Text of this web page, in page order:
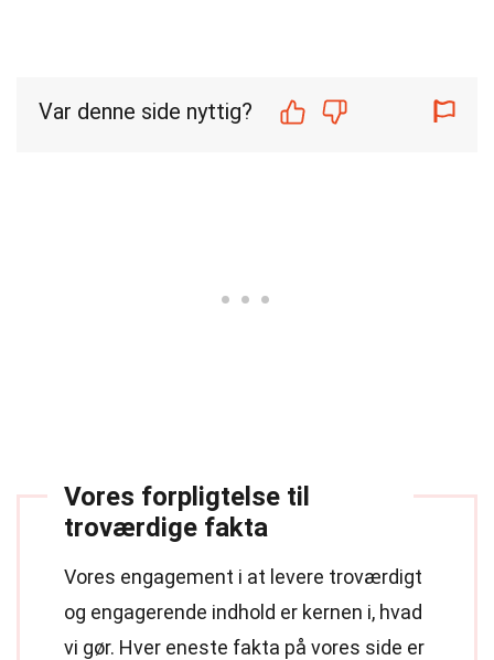
Var denne side nyttig?
Vores forpligtelse til
troværdige fakta
Vores engagement i at levere troværdigt
og engagerende indhold er kernen i, hvad
vi gør. Hver eneste fakta på vores side er